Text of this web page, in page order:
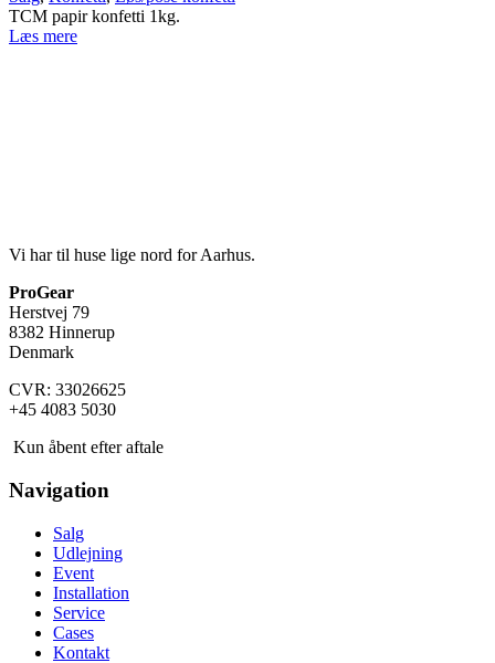
TCM papir konfetti 1kg.
Læs mere
Vi har til huse lige nord for Aarhus.
ProGear
Herstvej 79
8382 Hinnerup
Denmark
CVR: 33026625
+45 4083 5030
Kun åbent efter aftale
Navigation
Salg
Udlejning
Event
Installation
Service
Cases
Kontakt